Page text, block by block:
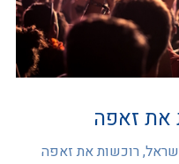
את זאפה
רוכשות את זאפה